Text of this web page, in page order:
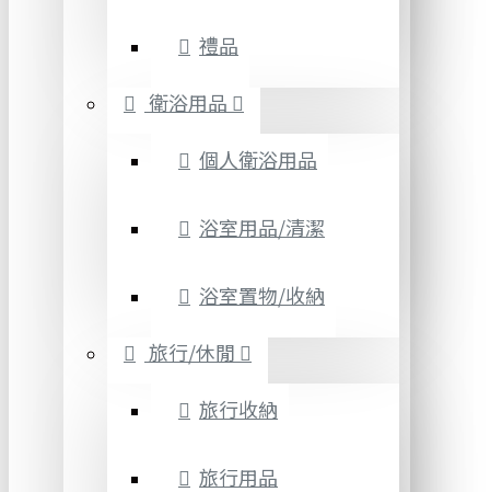
禮品
衛浴用品
個人衛浴用品
浴室用品/清潔
浴室置物/收納
旅行/休閒
旅行收納
旅行用品